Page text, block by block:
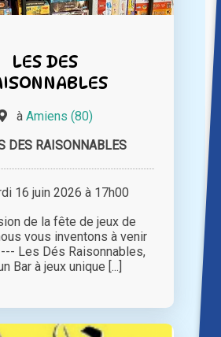
LES DES
à Amiens (80)
DES RAISONNABLES
16 juin 2026 à 17h00
de la fête de jeux de
vous inventons à venir
Les Dés Raisonnables,
Bar à jeux unique [...]